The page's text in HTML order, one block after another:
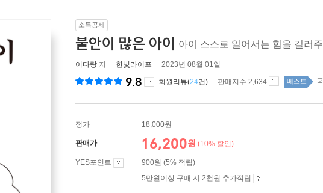
소득공제
불안이 많은 아이 아이 스스로 일어서는 힘을 길러주
이다랑 저 한빛라이프 2023년 08월 01일
9.8 회원리뷰(24건) 판매지수 2,634 베스트
정가 18,000원
판매가 16,200원 (10% 할인)
YES포인트
900원 (5% 적립)
5만원이상 구매 시 2천원 추가적립